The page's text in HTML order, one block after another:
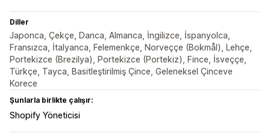
Diller
Japonca, Çekçe, Danca, Almanca, İngilizce, İspanyolca,
Fransızca, İtalyanca, Felemenkçe, Norveççe (Bokmål), Lehçe,
Portekizce (Brezilya), Portekizce (Portekiz), Fince, İsveççe,
Türkçe, Tayca, Basitleştirilmiş Çince, Geleneksel Çinceve
Korece
Şunlarla birlikte çalışır:
Shopify Yöneticisi